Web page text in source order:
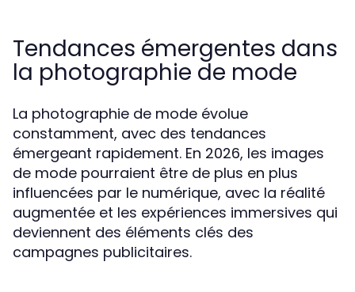
Tendances émergentes dans
la photographie de mode
La photographie de mode évolue
constamment, avec des tendances
émergeant rapidement. En 2026, les images
de mode pourraient être de plus en plus
influencées par le numérique, avec la réalité
augmentée et les expériences immersives qui
deviennent des éléments clés des
campagnes publicitaires.